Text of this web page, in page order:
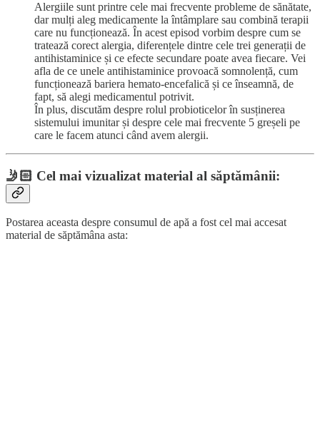
Alergiile sunt printre cele mai frecvente probleme de sănătate,
dar mulți aleg medicamente la întâmplare sau combină terapii
care nu funcționează. În acest episod vorbim despre cum se
tratează corect alergia, diferențele dintre cele trei generații de
antihistaminice și ce efecte secundare poate avea fiecare. Vei
afla de ce unele antihistaminice provoacă somnolență, cum
funcționează bariera hemato-encefalică și ce înseamnă, de
fapt, să alegi medicamentul potrivit.
În plus, discutăm despre rolul probioticelor în susținerea
sistemului imunitar și despre cele mai frecvente 5 greșeli pe
care le facem atunci când avem alergii.
🤳🏻 Cel mai vizualizat material al săptămânii:
Postarea aceasta despre consumul de apă a fost cel mai accesat
material de săptămâna asta: